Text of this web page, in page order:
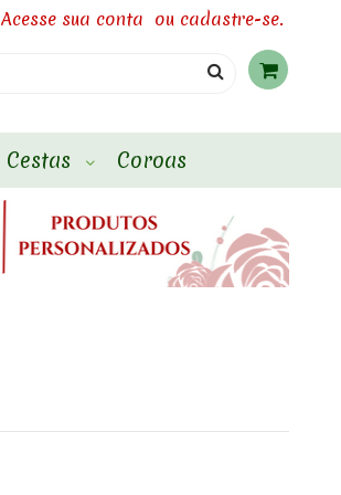
Acesse sua conta ou cadastre-se.
Cestas Coroas